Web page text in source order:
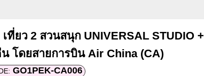
ยว 2 สวนสนุก UNIVERSAL STUDIO +
โดยสายการบิน Air China (CA)
GO1PEK-CA006